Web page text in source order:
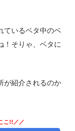
ているベタ中のベ
！そりゃ、ベタに
が紹介されるのか
こ!!／／